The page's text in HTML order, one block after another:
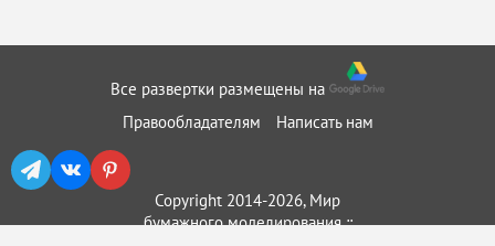
Все развертки размещены на
Правообладателям
Написать нам
Copyright 2014-2026, Мир
бумажного моделирования ::